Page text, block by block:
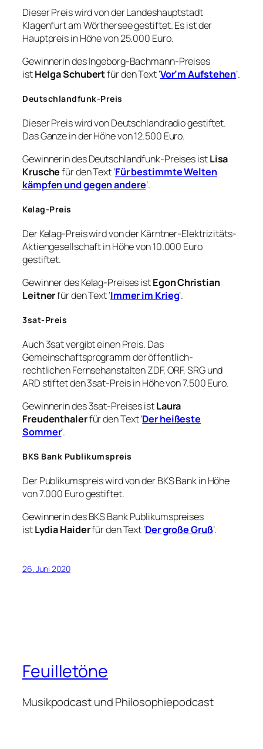
Dieser Preis wird von der Landeshauptstadt
Klagenfurt am Wörthersee gestiftet. Es ist der
Hauptpreis in Höhe von 25.000 Euro.
Gewinnerin des Ingeborg-Bachmann-Preises
istHelga Schubertfür den Text ‘Vor’m Aufstehen’.
Deutschlandfunk-Preis
Dieser Preis wird von Deutschlandradio gestiftet.
Das Ganze in der Höhe von 12.500 Euro.
Gewinnerin des Deutschlandfunk-Preises istLisa
Kruschefür den Text ‘Für bestimmte Welten
kämpfen und gegen andere’.
Kelag-Preis
Der Kelag-Preis wird von der Kärntner-Elektrizitäts-
Aktiengesellschaft in Höhe von 10.000 Euro
gestiftet.
Gewinner des Kelag-Preises istEgon Christian
Leitnerfür den Text ‘Immer im Krieg’.
3sat-Preis
Auch 3sat vergibt einen Preis. Das
Gemeinschaftsprogramm der öffentlich-
rechtlichen Fernsehanstalten ZDF, ORF, SRG und
ARD stiftet den 3sat-Preis in Höhe von 7.500 Euro.
Gewinnerin des 3sat-Preises istLaura
Freudenthalerfür den Text ‘Der heißeste
Sommer’.
BKS Bank Publikumspreis
Der Publikumspreis wird von der BKS Bank in Höhe
von 7.000 Euro gestiftet.
Gewinnerin des BKS Bank Publikumspreises
istLydia Haiderfür den Text ‘Der große Gruß’.
26. Juni 2020
Feuilletöne
Musikpodcast und Philosophiepodcast